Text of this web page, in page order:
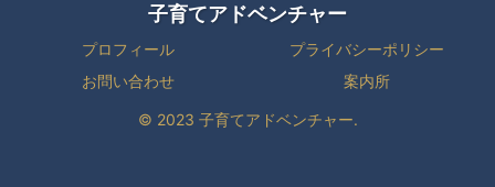
子育てアドベンチャー
プロフィール
プライバシーポリシー
お問い合わせ
案内所
© 2023 子育てアドベンチャー.